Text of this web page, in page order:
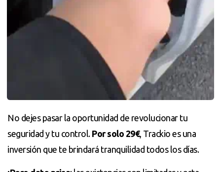
No dejes pasar la oportunidad de revolucionar tu
seguridad y tu control. Por solo 29€, Trackio es una
inversión que te brindará tranquilidad todos los días.